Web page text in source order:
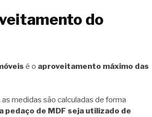
do
é o aproveitamento máximo das
as medidas são calculadas de forma
pedaço de MDF seja utilizado de